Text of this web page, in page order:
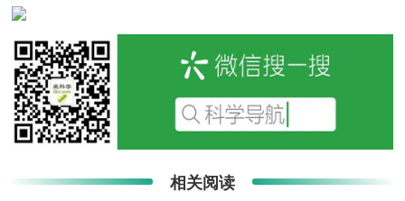
相关阅读